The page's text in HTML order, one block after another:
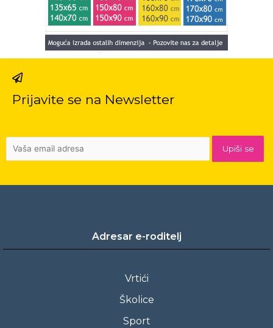
Prijavite se na Newsletter
Adresar e-roditelj
Vrtići
Školice
Sport